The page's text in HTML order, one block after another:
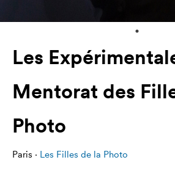
Les
Mentorat des
Photo
Paris · Les Filles de la Photo